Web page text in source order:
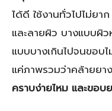
ได้ดี ใช้งานทั่วไปไม่ย
และลายผิว บางแบบผิ
แบบบางเกินไปจนขอบ
แค่ภาพรวมว่าคล้ายยา
คราบง่ายไหม และขอบ